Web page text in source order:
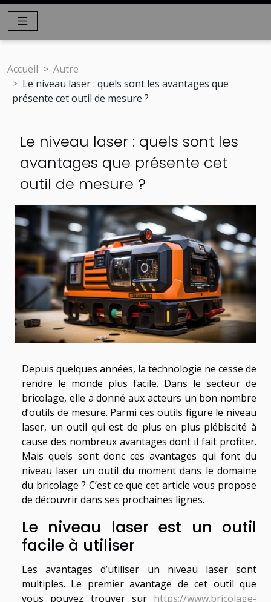
Accueil
Autre
Le niveau laser : quels sont les avantages que
présente cet outil de mesure ?
Le niveau laser : quels sont les
avantages que présente cet
outil de mesure ?
Depuis quelques années, la technologie ne cesse de
rendre le monde plus facile. Dans le secteur de
bricolage, elle a donné aux acteurs un bon nombre
d’outils de mesure. Parmi ces outils figure le niveau
laser, un outil qui est de plus en plus plébiscité à
cause des nombreux avantages dont il fait profiter.
Mais quels sont donc ces avantages qui font du
niveau laser un outil du moment dans le domaine
du bricolage ? C’est ce que cet article vous propose
de découvrir dans ses prochaines lignes.
Le niveau laser est un outil
facile à utiliser
Les avantages d’utiliser un niveau laser sont
multiples. Le premier avantage de cet outil que
vous pouvez trouver sur https://www.bricolage-